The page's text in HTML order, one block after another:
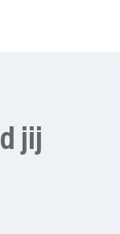
jij